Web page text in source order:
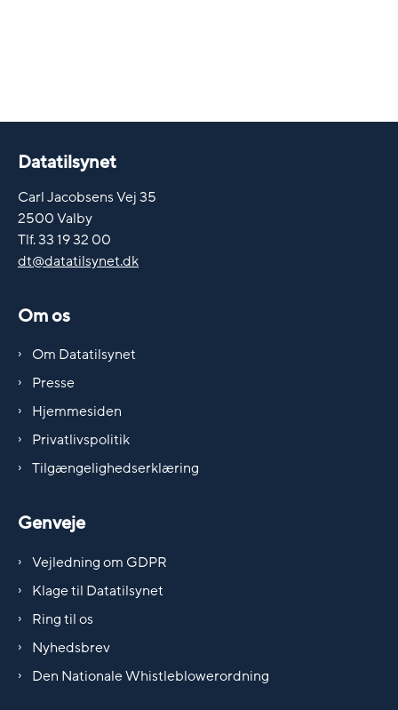
Datatilsynet
Carl Jacobsens Vej 35
2500 Valby
Tlf. 33 19 32 00
dt@datatilsynet.dk
Om os
Om Datatilsynet
Presse
Hjemmesiden
Privatlivspolitik
Tilgængelighedserklæring
Genveje
Vejledning om GDPR
Klage til Datatilsynet
Ring til os
Nyhedsbrev
Den Nationale Whistleblowerordning